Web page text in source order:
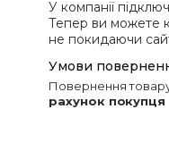
У компанії
Тепер ви можете
не покидаючи
повернення
рахунок покупця